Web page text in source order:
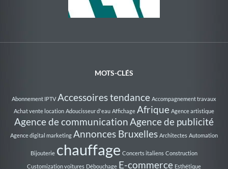
Au Rythme de la Nage
MOTS-CLÉS
Abonnement IPTV Accessoires tendance Accompagnement travaux
Achat vente location Adoucisseur d'eau Affichage Afrique Agence artistique
Agence de communicationAgence de publicité
Agence digital marketing Annonces Bruxelles Architectes Automation
Bijouterie chauffage Concerts italiens Construction
Customization voitures Débouchage E-commerce Esthétique